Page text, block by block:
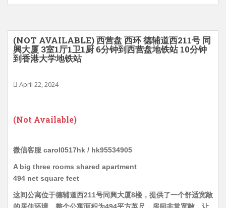
(NOT AVAILABLE) 西营盘 西环 德辅道西211号 同
興大厦 3室1厅1卫1厨 6分钟到西营盘地铁站 10分钟
到香港大学地铁站
April 22, 2024
(Not Available)
微信客服 carol0517hk / hk95534905
A big three rooms shared apartment
494 net square feet
这间公寓位于德辅道西211号同興大厦8楼，提供了一个舒适宽敞